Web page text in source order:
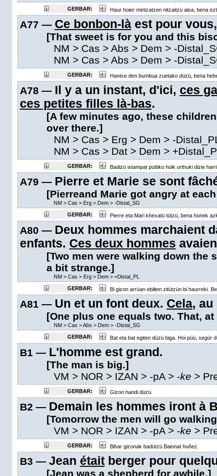
GERBAR: Haur hoier mintzatzen nitzaitzü aisa, bena
A77 — Ce bonbon-làest pour
[That sweet is for you and this
NM > Cas > Abs > Dem > -
NM > Cas > Abs > Dem > -
GERBAR: Hantxe den bumbua zuetako düzü, bena
A78 — Il y a un instant, d'ici, ces
ces petites filles là-bas.
[A few minutes ago, these
over there.]
NM > Cas > Erg > Dem > -
NM > Cas > Dat> Dem >
GERBAR: Badizü ixtampat puttiko hoik urthuki dizie
A79 — Pierre et Marie se sont
[Pierreand Marie got angry at
NM> Cas > Erg> Dem> -Distal_SG
GERBAR:
Pierre eta Mari khexatü tützü, bena honek
A80 — Deux hommes marchaient
enfants. Ces deux hommes
[Two men were walking down the
a bit strange.]
NM> Cas > Erg> Dem> +Distal_PL
GERBAR:
Bi gizon arrüan ebilten zitützün bi haurreki.
A81 — Un et un font deux. Cela, au
[One plus one equals two. That,
NM> Cas >Abs > Dem> -Distal_SG
GERBAR:
Bat eta bat egiten düzü biga. Hoi püü, segür
B1 — L'homme est grand.
[The man is big.]
VM > NOR > IZAN > -pA> -ke >
GERBAR: Gizon handi düzü.
B2 — Demain les hommes iront à
[Tomorrow the men will go
VM > NOR > IZAN > -pA> -ke >
GERBAR: Bihar gizonak badützü Baionat huñez.
B3 — Jean étaitberger pour
[Jean was a shepherd for awhile.]